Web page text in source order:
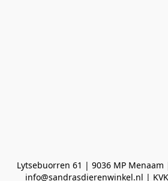
Lytsebuorren 61 | 9036 MP Menaam
info@sandrasdierenwinkel.nl |